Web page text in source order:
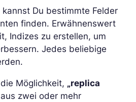
kannst Du bestimmte Felder
finden. Erwähnenswert
Indizes zu erstellen, um
Jedes beliebige
Möglichkeit, „replica
zwei oder mehr